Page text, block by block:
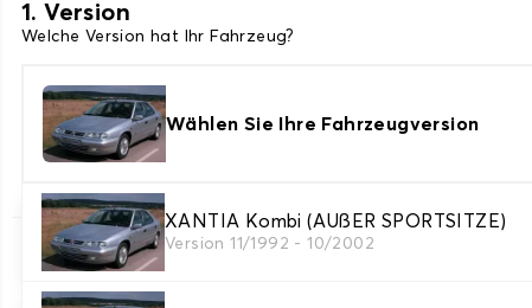
1. Version
Welche Version hat Ihr Fahrzeug?
Wählen Sie Ihre Fahrzeugversion
XANTIA Kombi (AUßER SPORTSITZE)
Version 11/1992 - 10/2002
2. Satz von Bezügen